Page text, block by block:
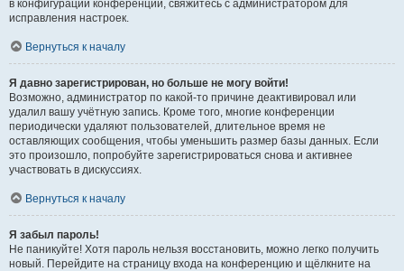
в конфигурации конференции, свяжитесь с администратором для
исправления настроек.
Вернуться к началу
Я давно зарегистрирован, но больше не могу войти!
Возможно, администратор по какой-то причине деактивировал или
удалил вашу учётную запись. Кроме того, многие конференции
периодически удаляют пользователей, длительное время не
оставляющих сообщения, чтобы уменьшить размер базы данных. Если
это произошло, попробуйте зарегистрироваться снова и активнее
участвовать в дискуссиях.
Вернуться к началу
Я забыл пароль!
Не паникуйте! Хотя пароль нельзя восстановить, можно легко получить
новый. Перейдите на страницу входа на конференцию и щёлкните на